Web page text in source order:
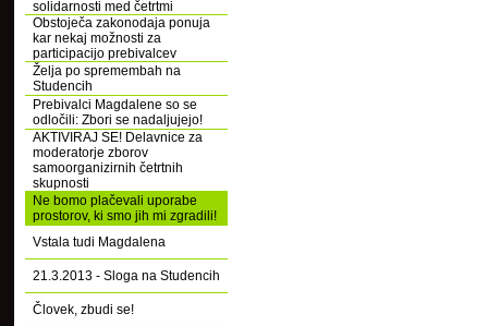
solidarnosti med četrtmi
Obstoječa zakonodaja ponuja
kar nekaj možnosti za
participacijo prebivalcev
Želja po spremembah na
Studencih
Prebivalci Magdalene so se
odločili: Zbori se nadaljujejo!
AKTIVIRAJ SE! Delavnice za
moderatorje zborov
samoorganizirnih četrtnih
skupnosti
Ne bomo plačevali uporabe
prostorov, ki smo jih mi zgradili!
Vstala tudi Magdalena
21.3.2013 - Sloga na Studencih
Človek, zbudi se!